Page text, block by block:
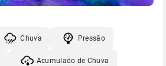
Chuva Pressão
Acumulado de Chuva